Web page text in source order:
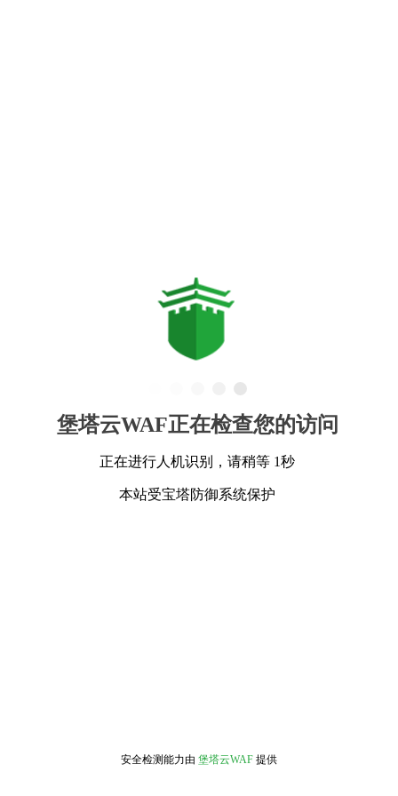
堡塔云WAF正在检查您的访问
正在进行人机识别，请稍等 1秒
本站受宝塔防御系统保护
安全检测能力由 堡塔云WAF 提供